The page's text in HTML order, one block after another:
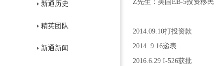
新通历史
精英团队
新通新闻
Z先生：美国EB-5投资移民
2014.09.10打投资款
2014. 9.16递表
2016.6.29 I-526获批